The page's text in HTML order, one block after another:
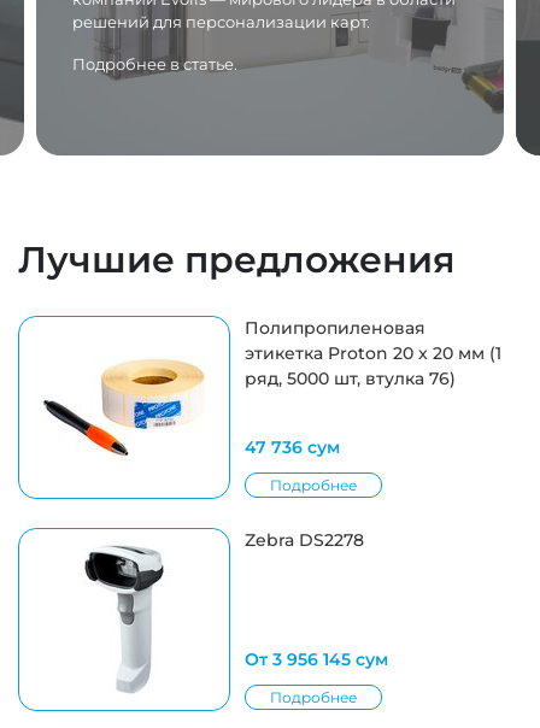
решений для персонализации карт.
Подробнее в статье.
Лучшие предложения
Полипропиленовая
этикетка Proton 20 x 20 мм (1
ряд, 5000 шт, втулка 76)
47 736 сум
Подробнее
Zebra DS2278
От 3 956 145 сум
Подробнее